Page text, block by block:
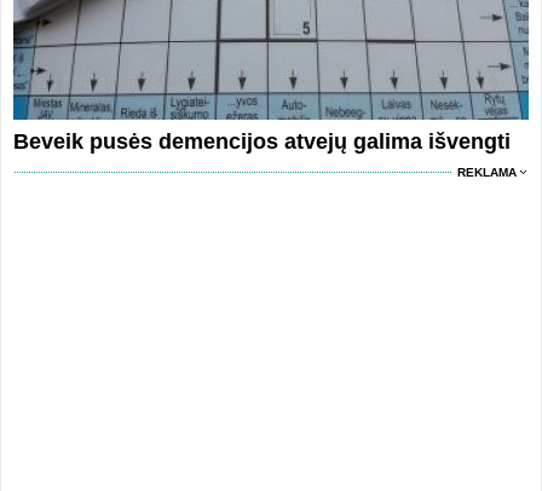
Beveik pusės demencijos atvejų galima išvengti
REKLAMA